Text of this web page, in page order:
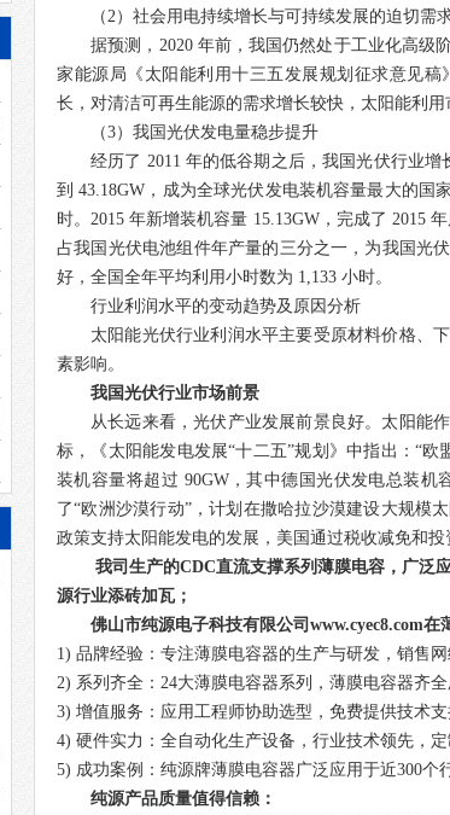
（2）社会用电持续增长与可持续发展的迫切需
据预测， 2020 年前，我国仍然处于工业化高级
家能源局《太阳能利用十三五发展规划征求意见
长，对清洁可再生能源的需求增长较快，太阳能利用
（3）我国光伏发电量稳步提升
经历了 2011 年的低谷期之后，我国光伏行业
到43.18GW ，成为全球光伏发电装机容量最大的国
时。2015年新增装机容量 15.13GW，完成了 2015
占我国光伏电池组件年产量的三分之一，为我国光
好，全国全年平均利用小时数为 1,133 小时。
行业利润水平的变动趋势及原因分析
太阳能光伏行业利润水平主要受原材料价格、
素影响。
我国光伏行业市场前景
从长远来看，光伏产业发展前景良好。太阳能
标，《太阳能发电发展“十二五”规划》中指出：“欧
装机容量将超过 90GW，其中德国光伏发电总装机
了“欧洲沙漠行动”，计划在撒哈拉沙漠建设大规模
政策支持太阳能发电的发展，美国通过税收减免和投
我司生产的CDC直流支撑系列薄膜电容，广泛
源行业添砖加瓦；
佛山市纯源电子科技有限公司www.cyec8.com在
1) 品牌经验：专注薄膜电容器的生产与研发，销售网
2) 系列齐全： 24大薄膜电容器系列，薄膜电容器齐全
3) 增值服务：应用工程师协助选型，免费提供技术支
4) 硬件实力：全自动化生产设备，行业技术领先，
5) 成功案例：纯源牌薄膜电容器广泛应用于近300个
纯源产品质量值得信赖 ：